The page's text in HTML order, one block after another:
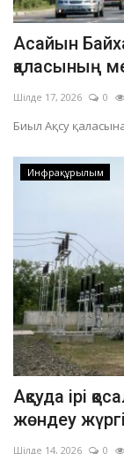
Асайын
қаласының
Шілде 17, 2026 0
Биыл Ақсу
Инфрақұрылым
Ақсуда ірі
жөндеу
Шілде 14, 2026 0